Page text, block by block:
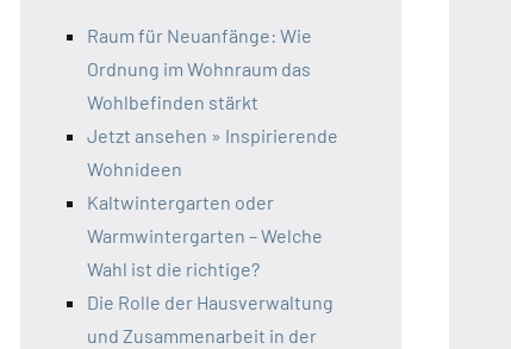
Raum für Neuanfänge: Wie
Ordnung im Wohnraum das
Wohlbefinden stärkt
Jetzt ansehen » Inspirierende
Wohnideen
Kaltwintergarten oder
Warmwintergarten – Welche
Wahl ist die richtige?
Die Rolle der Hausverwaltung
und Zusammenarbeit in der